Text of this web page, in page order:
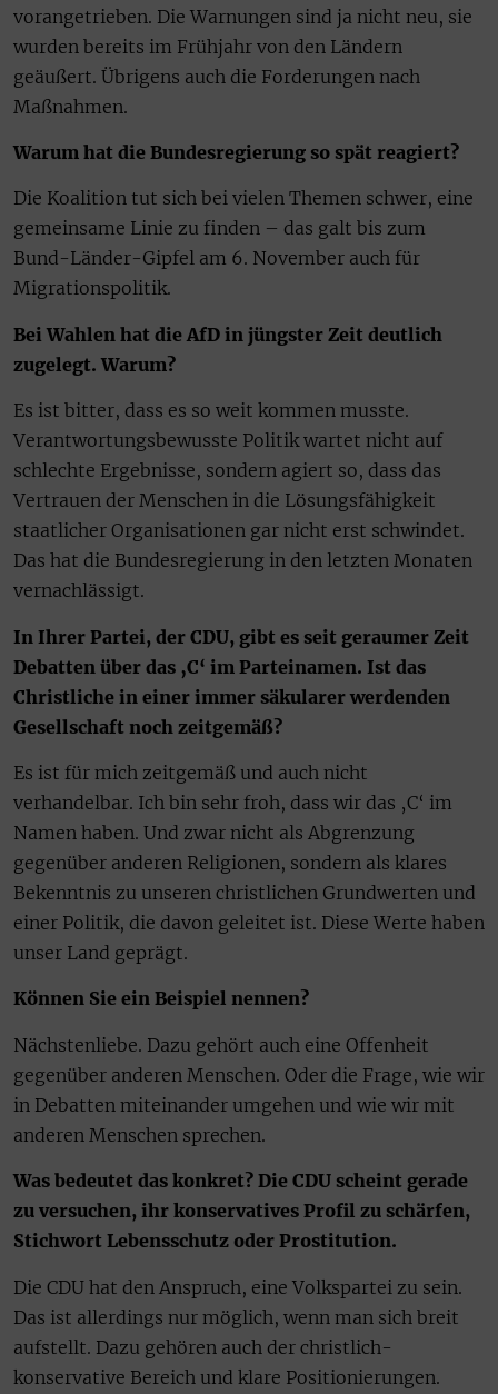
vorangetrieben. Die Warnungen sind ja nicht neu, sie
wurden bereits im Frühjahr von den Ländern
geäußert. Übrigens auch die Forderungen nach
Maßnahmen.
Warum hat die Bundesregierung so spät reagiert?
Die Koalition tut sich bei vielen Themen schwer, eine
gemeinsame Linie zu finden – das galt bis zum
Bund-Länder-Gipfel am 6. November auch für
Migrationspolitik.
Bei Wahlen hat die AfD in jüngster Zeit deutlich
zugelegt. Warum?
Es ist bitter, dass es so weit kommen musste.
Verantwortungsbewusste Politik wartet nicht auf
schlechte Ergeb­nisse, sondern agiert so, dass das
Vertrauen der Menschen in die Lösungsfähigkeit
staatlicher Organisationen gar nicht erst schwindet.
Das hat die Bundesregierung in den letzten Monaten
vernachlässigt.
In Ihrer Partei, der CDU, gibt es seit geraumer Zeit
Debatten über das ‚C‘ im Parteinamen. Ist das
Christliche in einer immer säkularer werdenden
Gesellschaft noch zeitgemäß?
Es ist für mich zeitgemäß und auch nicht
verhandelbar. Ich bin sehr froh, dass wir das ‚C‘ im
Namen haben. Und zwar nicht als Abgrenzung
gegenüber anderen Religionen, sondern als klares
Bekenntnis zu unseren christlichen Grundwerten und
einer Politik, die davon geleitet ist. Diese Werte haben
unser Land geprägt.
Können Sie ein Beispiel nennen?
Nächstenliebe. Dazu gehört auch eine Offenheit
gegenüber anderen Menschen. Oder die Frage, wie wir
in Debatten miteinander umgehen und wie wir mit
anderen Menschen sprechen.
Was bedeutet das konkret? Die CDU scheint gerade
zu versuchen, ihr konservatives Profil zu schärfen,
Stichwort Lebensschutz oder Prostitution.
Die CDU hat den Anspruch, eine Volkspartei zu sein.
Das ist allerdings nur möglich, wenn man sich breit
aufstellt. Dazu gehören auch der christlich-
konservative Bereich und klare Positionierungen.